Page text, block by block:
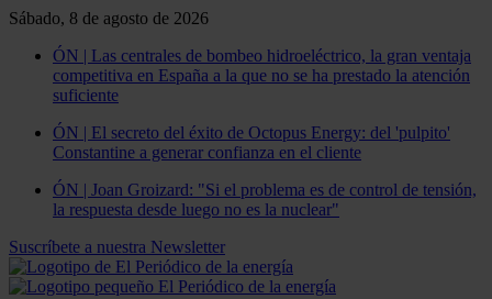
Sábado, 8 de agosto de 2026
ÓN | Las centrales de bombeo hidroeléctrico, la gran ventaja
competitiva en España a la que no se ha prestado la atención
suficiente
ÓN | El secreto del éxito de Octopus Energy: del 'pulpito'
Constantine a generar confianza en el cliente
ÓN | Joan Groizard: "Si el problema es de control de tensión,
la respuesta desde luego no es la nuclear"
Suscríbete a nuestra Newsletter